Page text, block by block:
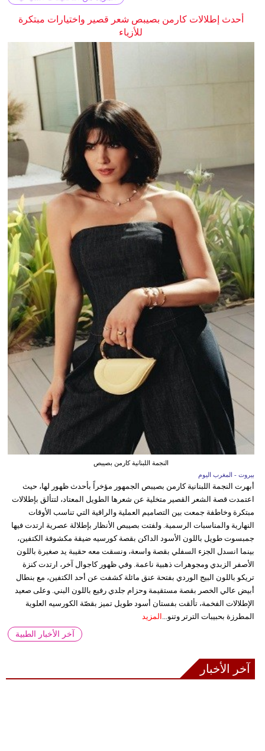
أحدث إطلالات كارمن بصيبص شعر قصير واختيارات مبتكرة
للأزياء
النجمة اللبنانية كارمن بصيبص
بيروت - المغرب اليوم
أبهرت النجمة اللبنانية كارمن بصيبص الجمهور مؤخراً بأحدث ظهور لها، حيث
اعتمدت قصة الشعر القصير متخلية عن شعرها الطويل المعتاد، لتتألق بإطلالات
مبتكرة وخاطفة جمعت بين التصاميم العملية والراقية التي تناسب الأوقات
النهارية والمناسبات الرسمية. ولفتت بصيبص الأنظار بإطلالة عصرية ارتدت فيها
جمبسوت طويل باللون الأسود الداكن بقصة كورسيه ضيقة مكشوفة الكتفين،
بينما انسدل الجزء السفلي بقصة واسعة، ونسقت معه حقيبة يد صغيرة باللون
الأصفر الزبدي ومجوهرات ذهبية ناعمة. وفي ظهور كاجوال آخر، ارتدت كنزة
تريكو باللون البيج الوردي بفتحة عنق مائلة كشفت عن أحد الكتفين، مع بنطال
أبيض عالي الخصر بقصة مستقيمة وحزام جلدي رفيع باللون البني. وعلى صعيد
الإطلالات الفخمة، تألقت بفستان أسود طويل تميز بقصّة الكورسيه العلوية
المطرزة بحبيبات الترتر وتنو... المزيد
آخر الأخبار الطبية
آخر الأخبار